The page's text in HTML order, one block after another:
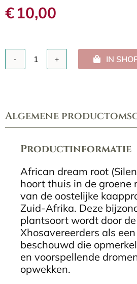
€10,00
African
aantal
IN
Algemene
Productinformatie
African dream root
hoort thuis in de groene
van de oostelijke
Zuid-Afrika. Deze
plantsoort wordt door de
Xhosavereerders als
beschouwd die
en voorspellende
opwekken.